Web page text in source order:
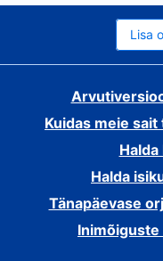
Lisa
Kuidas meie sait
Halda
Tänapäevase
Inimõiguste